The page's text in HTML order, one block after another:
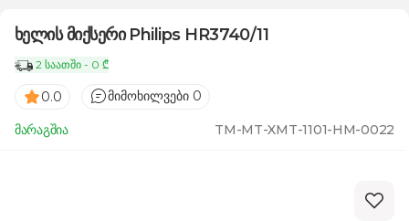
ხელის მიქსერი Philips HR3740/11
2 საათში - 0 ₾
0.0 მიმოხილვები 0
მარაგშია TM-MT-XMT-1101-HM-0022